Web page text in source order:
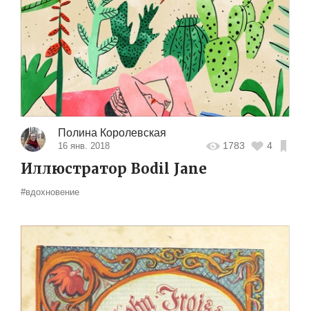
Полина Королевская
16 янв. 2018 1783 4
Иллюстратор Bodil Jane
#вдохновение